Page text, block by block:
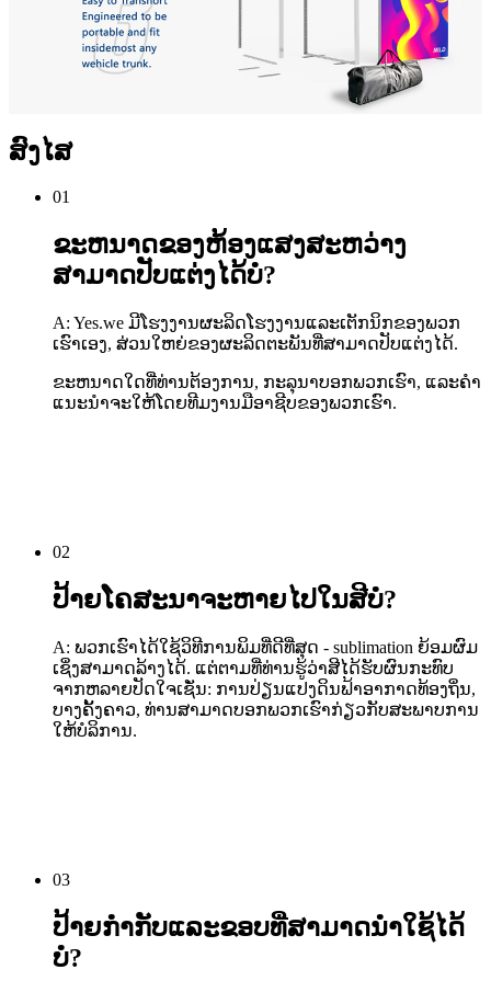
ສົງໄສ
01
ຂະຫນາດຂອງຫ້ອງແສງສະຫວ່າງ
ສາມາດປັບແຕ່ງໄດ້ບໍ?
A: Yes.we ມີໂຮງງານຜະລິດໂຮງງານແລະເຕັກນິກຂອງພວກ
ເຮົາເອງ, ສ່ວນໃຫຍ່ຂອງຜະລິດຕະພັນທີ່ສາມາດປັບແຕ່ງໄດ້.
ຂະຫນາດໃດທີ່ທ່ານຕ້ອງການ, ກະລຸນາບອກພວກເຮົາ, ແລະຄໍາ
ແນະນໍາຈະໃຫ້ໂດຍທີມງານມືອາຊີບຂອງພວກເຮົາ.
02
ປ້າຍໂຄສະນາຈະຫາຍໄປໃນສີບໍ?
A: ພວກເຮົາໄດ້ໃຊ້ວິທີການພິມທີ່ດີທີ່ສຸດ - sublimation ຍ້ອມຜົມ
ເຊິ່ງສາມາດລ້າງໄດ້. ແຕ່ຕາມທີ່ທ່ານຮູ້ວ່າສີໄດ້ຮັບຜົນກະທົບ
ຈາກຫລາຍປັດໃຈເຊັ່ນ: ການປ່ຽນແປງດິນຟ້າອາກາດທ້ອງຖິ່ນ,
ບາງຄັ້ງຄາວ, ທ່ານສາມາດບອກພວກເຮົາກ່ຽວກັບສະພາບການ
ໃຫ້ບໍລິການ.
03
ປ້າຍກໍາກັບແລະຂອບທີ່ສາມາດນໍາໃຊ້ໄດ້
ບໍ?